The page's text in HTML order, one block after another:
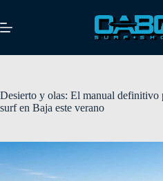
Desierto y olas: El manual definitivo
surf en Baja este verano